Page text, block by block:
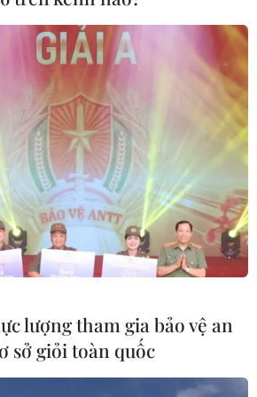
lượng tham gia bảo vệ an
sở giỏi toàn quốc